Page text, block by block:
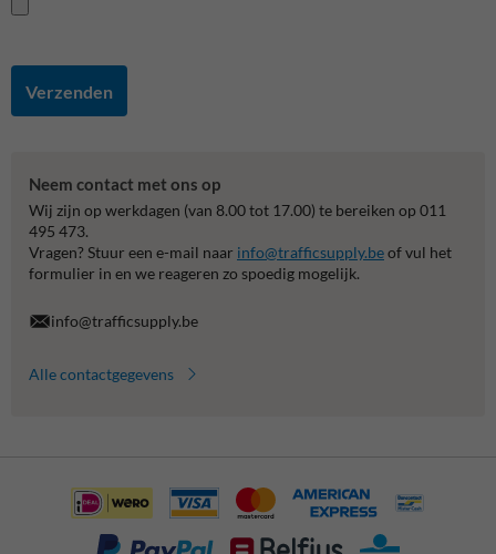
Verzenden
Neem contact met ons op
Wij zijn op werkdagen (van 8.00 tot 17.00) te bereiken op 011
495 473.
Vragen? Stuur een e-mail naar info@trafficsupply.beof vul het
formulier in en we reageren zo spoedig mogelijk.
info@trafficsupply.be
Alle contactgegevens